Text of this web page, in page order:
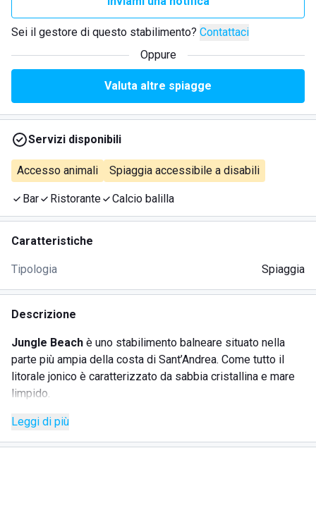
Sei il gestore di questo stabilimento? Contattaci
Oppure
Valuta altre spiagge
Servizi disponibili
Accesso animali Spiaggia accessibile a disabili
Bar Ristorante Calcio balilla
Caratteristiche
Tipologia Spiaggia
Descrizione
Jungle Beach è uno stabilimento balneare situato nella
parte più ampia della costa di Sant’Andrea. Come tutto il
litorale jonico è caratterizzato da sabbia cristallina e mare
limpido.
bar, ristorante e servizi igienici.
Lo staff del Jungle Beach è sempre disponibile in ogni
Leggi di più